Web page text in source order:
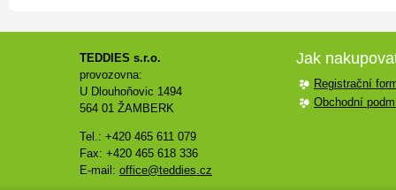
TEDDIES s.r.o.
provozovna:
U Dlouhoňovic 1494
564 01 ŽAMBERK
Tel.: +420 465 611 079
Fax: +420 465 618 336
E-mail: office@teddies.cz
Jak
Registrační
Obchodní